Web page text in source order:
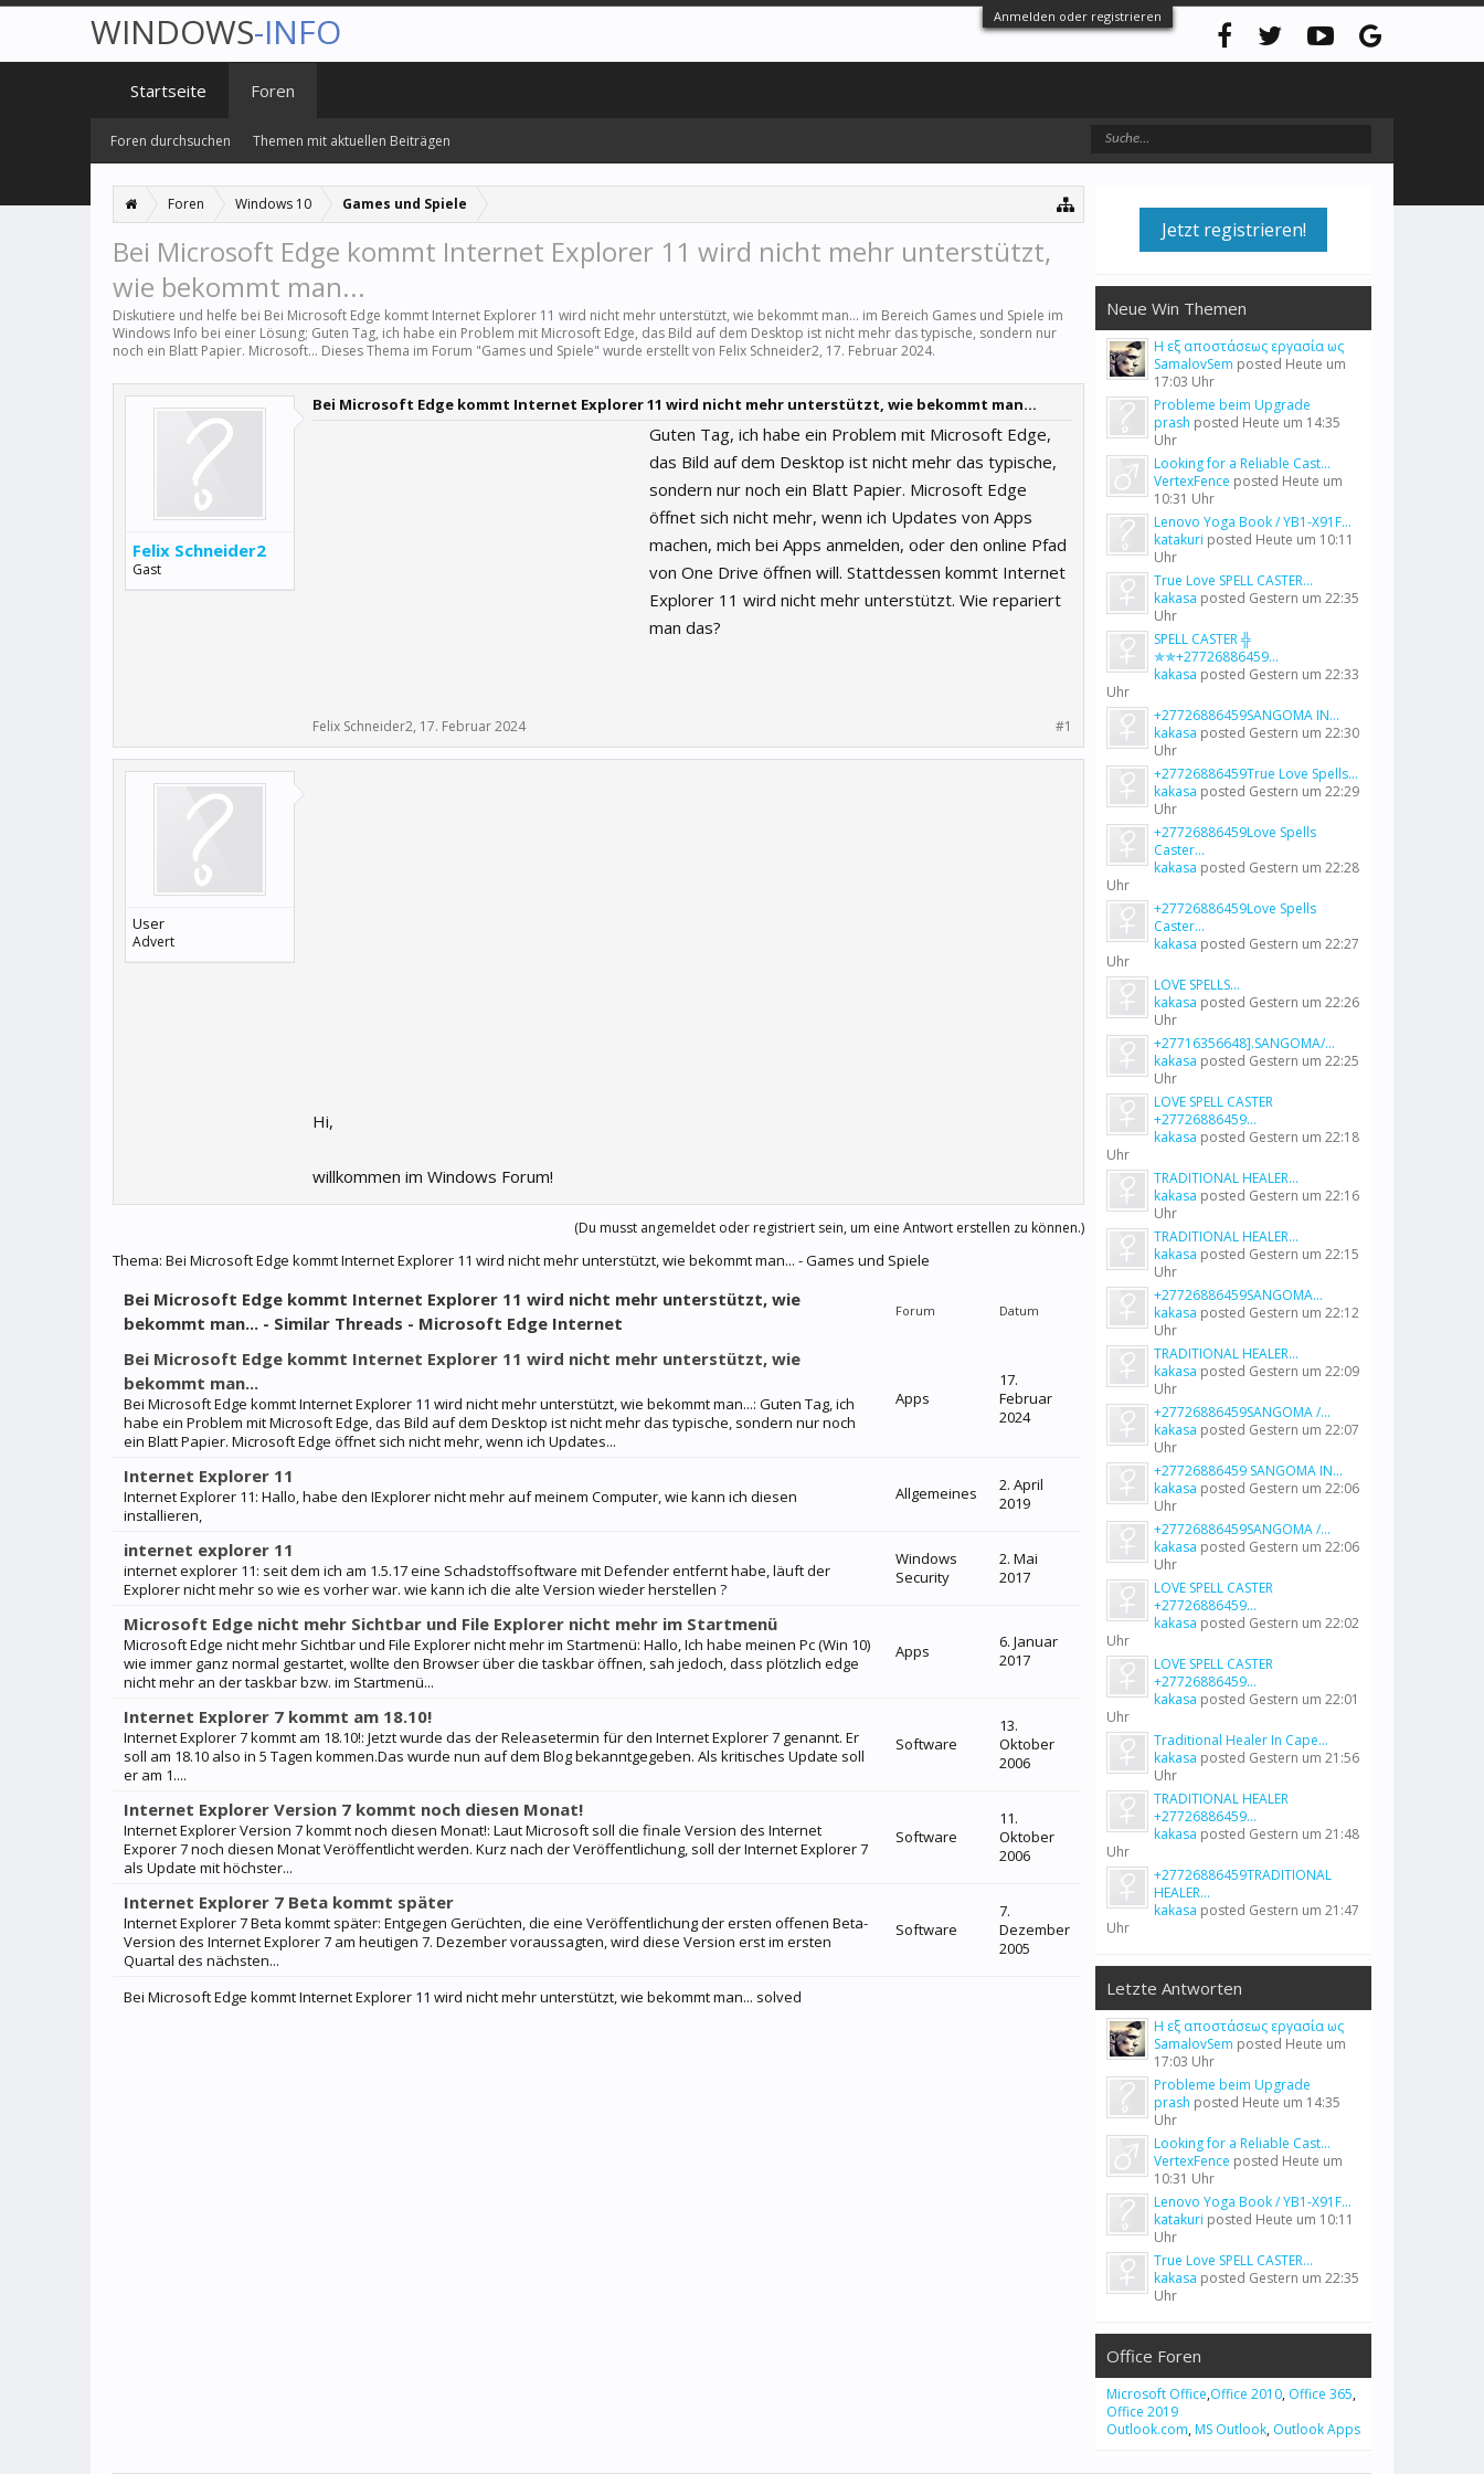
Anmelden oder registrieren
Foren Windows 10 Games und Spiele
Bei Microsoft Edge kommt Internet Explorer 11 wird nicht mehr unterstützt,
wie bekommt man...
Diskutiere und helfe bei Bei Microsoft Edge kommt Internet Explorer 11 wird nicht mehr unterstützt, wie bekommt man... im Bereich Games und Spiele im
Windows Info bei einer Lösung; Guten Tag, ich habe ein Problem mit Microsoft Edge, das Bild auf dem Desktop ist nicht mehr das typische, sondern nur
noch ein Blatt Papier. Microsoft... Dieses Thema im Forum "Games und Spiele" wurde erstellt von Felix Schneider2, 17. Februar 2024.
Felix Schneider2
Gast
Bei Microsoft Edge kommt Internet Explorer 11 wird nicht mehr unterstützt, wie bekommt man...
Guten Tag, ich habe ein Problem mit Microsoft Edge,
das Bild auf dem Desktop ist nicht mehr das typische,
sondern nur noch ein Blatt Papier. Microsoft Edge
öffnet sich nicht mehr, wenn ich Updates von Apps
machen, mich bei Apps anmelden, oder den online Pfad
von One Drive öffnen will. Stattdessen kommt Internet
Explorer 11 wird nicht mehr unterstützt. Wie repariert
man das?
Felix Schneider2, 17. Februar 2024 #1
User
Advert
Hi,
willkommen im Windows Forum!
(Du musst angemeldet oder registriert sein, um eine Antwort erstellen zu können.)
Thema: Bei Microsoft Edge kommt Internet Explorer 11 wird nicht mehr unterstützt, wie bekommt man... - Games und Spiele
Bei Microsoft Edge kommt Internet Explorer 11 wird nicht mehr unterstützt, wie
bekommt man... - Similar Threads - Microsoft Edge Internet
Forum Datum
Bei Microsoft Edge kommt Internet Explorer 11 wird nicht mehr unterstützt, wie
bekommt man...
Bei Microsoft Edge kommt Internet Explorer 11 wird nicht mehr unterstützt, wie bekommt man...: Guten Tag, ich
habe ein Problem mit Microsoft Edge, das Bild auf dem Desktop ist nicht mehr das typische, sondern nur noch
ein Blatt Papier. Microsoft Edge öffnet sich nicht mehr, wenn ich Updates...
Apps
17.
Februar
2024
Internet Explorer 11
Internet Explorer 11: Hallo, habe den IExplorer nicht mehr auf meinem Computer, wie kann ich diesen
installieren,
Allgemeines
2. April
2019
internet explorer 11
internet explorer 11: seit dem ich am 1.5.17 eine Schadstoffsoftware mit Defender entfernt habe, läuft der
Explorer nicht mehr so wie es vorher war. wie kann ich die alte Version wieder herstellen ?
Windows
Security
2. Mai
2017
Microsoft Edge nicht mehr Sichtbar und File Explorer nicht mehr im Startmenü
Microsoft Edge nicht mehr Sichtbar und File Explorer nicht mehr im Startmenü: Hallo, Ich habe meinen Pc (Win 10)
wie immer ganz normal gestartet, wollte den Browser über die taskbar öffnen, sah jedoch, dass plötzlich edge
nicht mehr an der taskbar bzw. im Startmenü...
Apps
6. Januar
2017
Internet Explorer 7 kommt am 18.10!
Internet Explorer 7 kommt am 18.10!: Jetzt wurde das der Releasetermin für den Internet Explorer 7 genannt. Er
soll am 18.10 also in 5 Tagen kommen.Das wurde nun auf dem Blog bekanntgegeben. Als kritisches Update soll
er am 1....
Software
13.
Oktober
2006
Internet Explorer Version 7 kommt noch diesen Monat!
Internet Explorer Version 7 kommt noch diesen Monat!: Laut Microsoft soll die finale Version des Internet
Exporer 7 noch diesen Monat Veröffentlicht werden. Kurz nach der Veröffentlichung, soll der Internet Explorer 7
als Update mit höchster...
Software
11.
Oktober
2006
Internet Explorer 7 Beta kommt später
Internet Explorer 7 Beta kommt später: Entgegen Gerüchten, die eine Veröffentlichung der ersten offenen Beta-
Version des Internet Explorer 7 am heutigen 7. Dezember voraussagten, wird diese Version erst im ersten
Quartal des nächsten...
Software
7.
Dezember
2005
Bei Microsoft Edge kommt Internet Explorer 11 wird nicht mehr unterstützt, wie bekommt man... solved
Jetzt registrieren!
Neue Win Themen
Η εξ αποστάσεως εργασία ως
SamalovSem posted Heute um
17:03 Uhr
Probleme beim Upgrade
prash posted Heute um 14:35
Uhr
Looking for a Reliable Cast...
VertexFence posted Heute um
10:31 Uhr
Lenovo Yoga Book / YB1-X91F...
katakuri posted Heute um 10:11
Uhr
True Love SPELL CASTER...
kakasa posted Gestern um 22:35
Uhr
SPELL CASTER ╬
✯✯+27726886459...
kakasa posted Gestern um 22:33
Uhr
+27726886459SANGOMA IN...
kakasa posted Gestern um 22:30
Uhr
+27726886459True Love Spells...
kakasa posted Gestern um 22:29
Uhr
+27726886459Love Spells
Caster...
kakasa posted Gestern um 22:28
Uhr
+27726886459Love Spells
Caster...
kakasa posted Gestern um 22:27
Uhr
LOVE SPELLS...
kakasa posted Gestern um 22:26
Uhr
+27716356648].SANGOMA/...
kakasa posted Gestern um 22:25
Uhr
LOVE SPELL CASTER
+27726886459...
kakasa posted Gestern um 22:18
Uhr
TRADITIONAL HEALER...
kakasa posted Gestern um 22:16
Uhr
TRADITIONAL HEALER...
kakasa posted Gestern um 22:15
Uhr
+27726886459SANGOMA...
kakasa posted Gestern um 22:12
Uhr
TRADITIONAL HEALER...
kakasa posted Gestern um 22:09
Uhr
+27726886459SANGOMA /...
kakasa posted Gestern um 22:07
Uhr
+27726886459 SANGOMA IN...
kakasa posted Gestern um 22:06
Uhr
+27726886459SANGOMA /...
kakasa posted Gestern um 22:06
Uhr
LOVE SPELL CASTER
+27726886459...
kakasa posted Gestern um 22:02
Uhr
LOVE SPELL CASTER
+27726886459...
kakasa posted Gestern um 22:01
Uhr
Traditional Healer In Cape...
kakasa posted Gestern um 21:56
Uhr
TRADITIONAL HEALER
+27726886459...
kakasa posted Gestern um 21:48
Uhr
+27726886459TRADITIONAL
HEALER...
kakasa posted Gestern um 21:47
Uhr
Letzte Antworten
Η εξ αποστάσεως εργασία ως
SamalovSem posted Heute um
17:03 Uhr
Probleme beim Upgrade
prash posted Heute um 14:35
Uhr
Looking for a Reliable Cast...
VertexFence posted Heute um
10:31 Uhr
Lenovo Yoga Book / YB1-X91F...
katakuri posted Heute um 10:11
Uhr
True Love SPELL CASTER...
kakasa posted Gestern um 22:35
Uhr
Office Foren
Microsoft Office,Office 2010, Office 365,
Office 2019
Outlook.com, MS Outlook, Outlook Apps
WINDOWS-INFO
Startseite Foren
Foren durchsuchen Themen mit aktuellen Beiträgen